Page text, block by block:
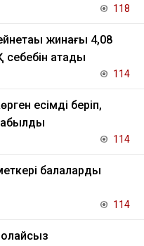
118
жинағы 4,08
себебін атады
114
есімді беріп,
114
балаларды
114